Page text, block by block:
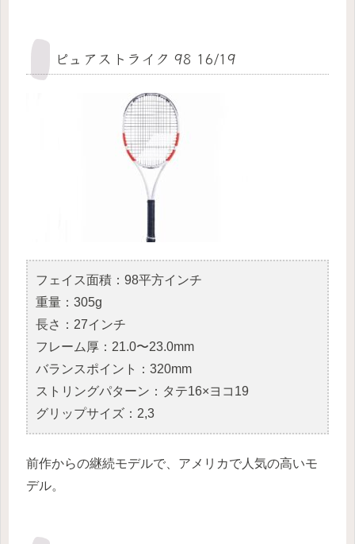
ピュアストライク 98 16/19
フェイス面積：98平方インチ
重量：305g
長さ：27インチ
フレーム厚：21.0〜23.0mm
バランスポイント：320mm
ストリングパターン：タテ16×ヨコ19
グリップサイズ：2,3
前作からの継続モデルで、アメリカで人気の高いモ
デル。